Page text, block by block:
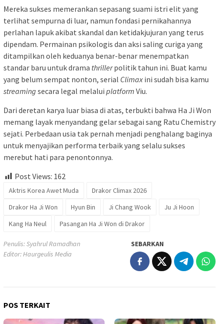
Mereka sukses memerankan sepasang suami istri elit yang
terlihat sempurna di luar, namun fondasi pernikahannya
perlahan lapuk akibat skandal dan ketidakjujuran yang terus
dipendam. Permainan psikologis dan aksi saling curiga yang
ditampilkan oleh keduanya benar-benar menempatkan
standar baru untuk drama thrillerpolitik tahun ini. Buat kamu
yang belum sempat nonton, serial Climaxini sudah bisa kamu
streaming secara legal melalui platform Viu.
Dari deretan karya luar biasa di atas, terbukti bahwa Ha Ji Won
memang layak menyandang gelar sebagai sang Ratu Chemistry
sejati. Perbedaan usia tak pernah menjadi penghalang baginya
untuk menyajikan performa terbaik yang selalu sukses
merebut hati para penontonnya.
Post Views: 162
Aktris Korea Awet Muda
Drakor Climax 2026
Drakor Ha Ji Won
Hyun Bin Ji Chang Wook
Ju Ji Hoon
Kang Ha Neul
Pasangan Ha Ji Won di Drakor
Penulis: Syahrul Ramadhan
Editor: Haurgeulis Media
SEBARKAN
POS TERKAIT